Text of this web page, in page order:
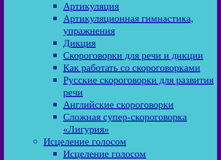
Артикуляция
Артикуляционная гимнастика,
упражнения
Дикция
Скороговорки для речи и дикции
Как работать со скороговорками
Русские скороговорки для развития
речи
Английские скороговорки
Сложная супер-скороговорка
«Лигурия»
Исцеление голосом
Исцеление голосом